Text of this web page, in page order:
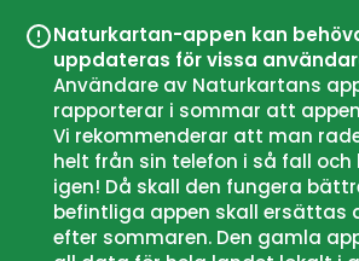
Naturkartan-appen kan
uppdateras för vissa
Användare av Naturkartans
rapporterar i sommar att
Vi rekommenderar att man
helt från sin telefon i så fall
igen! Då skall den fungera
befintliga appen skall ersättas
efter sommaren. Den gamla